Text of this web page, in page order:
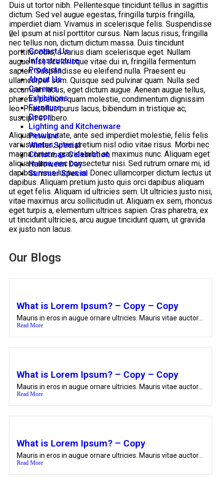
Contact Us
Infrastructure
Products
About Us
Careers
Exhibitions
Furniture
Decor
Lighting and Kitchenware
Petware
Winter Special
Christmas Celebration
Halloween Day
Summer Special
Duis ut tortor nibh. Pellentesque tincidunt tellus in sagittis
dictum. Sed vel augue egestas, fringilla turpis fringilla,
imperdiet diam. Vivamus in scelerisque felis. Suspendisse
vel ipsum at nisl porttitor cursus. Nam lacus risus, fringilla
nec tellus non, dictum dictum massa. Duis tincidunt
porttitor odio, a varius diam scelerisque eget. Nullam
augue nisi, scelerisque vitae dui in, fringilla fermentum
sapien. Suspendisse eu eleifend nulla. Praesent eu
ullamcorper sem. Quisque sed pulvinar quam. Nulla sed
accumsan lacus, eget dictum augue. Aenean augue tellus,
pharetra pretium quam molestie, condimentum dignissim
leo. Phasellus purus lacus, bibendum in tristique ac,
suscipit et libero.
Aliquam vulputate, ante sed imperdiet molestie, felis felis
varius metus, vitae pretium nisl odio vitae risus. Morbi nec
magna ornare, gravida nibh at, maximus nunc. Aliquam eget
aliquam urna, nec consectetur nisi. Sed rutrum ornare mi, id
dapibus risus luctus in. Donec ullamcorper dictum lectus ut
dapibus. Aliquam pretium justo quis orci dapibus aliquam
ut eget felis. Aliquam id ultricies sem. Ut ultricies justo nisi,
vitae maximus arcu sollicitudin ut. Aliquam ex sem, rhoncus
eget turpis a, elementum ultrices sapien. Cras pharetra, ex
ut tincidunt ultricies, arcu augue tincidunt quam, ut gravida
ex justo non lacus.
Our Blogs
What is Lorem Ipsum? – Copy – Copy
Mauris in eros in augue ornare ultricies. Mauris vitae auctor...
Read More
What is Lorem Ipsum? – Copy – Copy
Mauris in eros in augue ornare ultricies. Mauris vitae auctor...
Read More
What is Lorem Ipsum? – Copy
Mauris in eros in augue ornare ultricies. Mauris vitae auctor...
Read More